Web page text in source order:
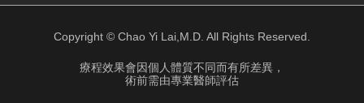
Copyright © Chao Yi Lai,M.D. All Rights Reserved.
療程效果會因個人體質不同而有所差異，
術前需由專業醫師評估